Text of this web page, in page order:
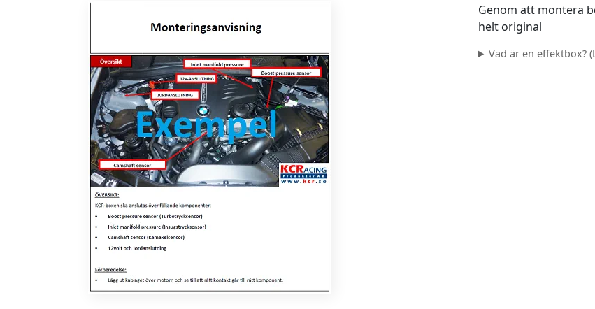
Genom att montera
helt original
Vad är en effektbox?